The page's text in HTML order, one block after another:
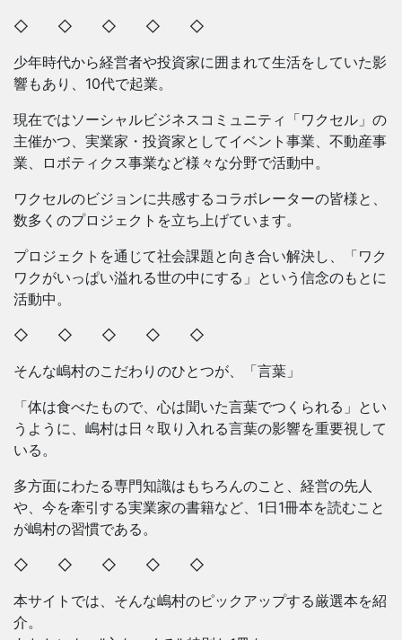
◇ ◇ ◇ ◇ ◇
少年時代から経営者や投資家に囲まれて生活をしていた影
響もあり、10代で起業。
現在ではソーシャルビジネスコミュニティ「ワクセル」の
主催かつ、実業家・投資家としてイベント事業、不動産事
業、ロボティクス事業など様々な分野で活動中。
ワクセルのビジョンに共感するコラボレーターの皆様と、
数多くのプロジェクトを立ち上げています。
プロジェクトを通じて社会課題と向き合い解決し、「ワク
ワクがいっぱい溢れる世の中にする」という信念のもとに
活動中。
◇ ◇ ◇ ◇ ◇
そんな嶋村のこだわりのひとつが、「言葉」
「体は食べたもので、心は聞いた言葉でつくられる」とい
うように、嶋村は日々取り入れる言葉の影響を重要視して
いる。
多方面にわたる専門知識はもちろんのこと、経営の先人
や、今を牽引する実業家の書籍など、1日1冊本を読むこと
が嶋村の習慣である。
◇ ◇ ◇ ◇ ◇
本サイトでは、そんな嶋村のピックアップする厳選本を紹
介。